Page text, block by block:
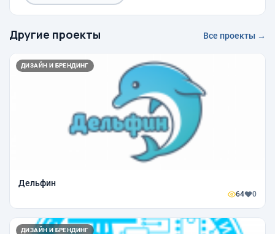
Другие проекты Все проекты →
ДИЗАЙН И БРЕНДИНГ
Дельфин
64 0
ДИЗАЙН И БРЕНДИНГ